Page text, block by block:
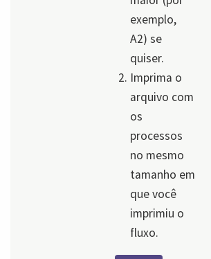
exemplo,
A2) se
quiser.
Imprima o
arquivo com
os
processos
no mesmo
tamanho em
que você
imprimiu o
fluxo.